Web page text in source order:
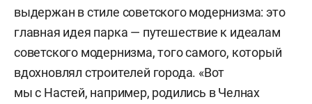
выдержан в стиле советского модернизма: это
главная идея парка — путешествие к идеалам
советского модернизма, того самого, который
вдохновлял строителей города. «Вот
мы с Настей, например, родились в Челнах